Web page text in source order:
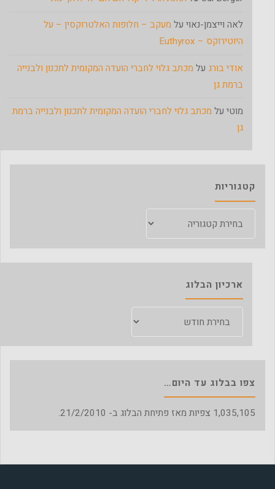
לאה וייצמן-נאוי על מעקב – חלופות האלטרוקסין – על
היוטירוקס – Euthyrox
אודי בורג על מכתב גלוי לחברי הועדה המקומית לתכנון ולבנייה
ברמת גן
מוטי על מכתב גלוי לחברי הועדה המקומית לתכנון ולבנייה ברמת
גן
קטגוריות
ארכיון הבלוג
צפו בבלוג עד היום…
1,035,105 צפיות מאז פתיחת הבלוג ב- 21/2/2010.